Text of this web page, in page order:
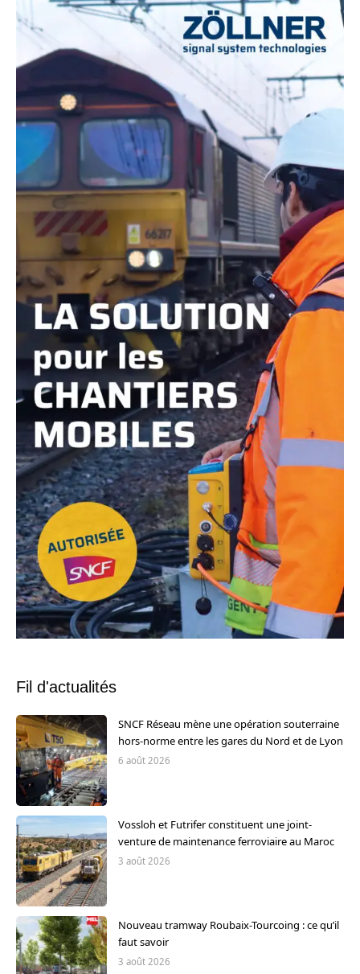
Fil d'actualités
SNCF Réseau mène une opération souterraine
hors-norme entre les gares du Nord et de Lyon
6 août 2026
Vossloh et Futrifer constituent une joint-
venture de maintenance ferroviaire au Maroc
3 août 2026
Nouveau tramway Roubaix-Tourcoing : ce qu’il
faut savoir
3 août 2026